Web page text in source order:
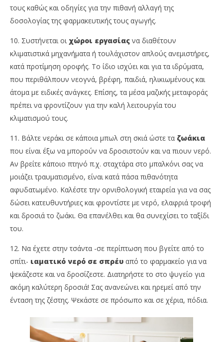
τους καθώς και οδηγίες για την πιθανή αλλαγή της
δοσολογίας της φαρμακευτικής τους αγωγής.
10. Συστήνεται οι χώροι εργασίας να διαθέτουν
κλιματιστικά μηχανήματα ή τουλάχιστον απλούς ανεμιστήρες,
κατά προτίμηση οροφής. Το ίδιο ισχύει και για τα ιδρύματα,
που περιθάλπουν νεογνά, βρέφη, παιδιά, ηλικιωμένους και
άτομα με ειδικές ανάγκες. Επίσης, τα μέσα μαζικής μεταφοράς
πρέπει να φροντίζουν για την καλή λειτουργία του
κλιματισμού τους.
11. Βάλτε νεράκι σε κάποια μπωλ στη σκιά ώστε τα ζωάκια
που είναι έξω να μπορούν να δροσιστούν και να πιουν νερό.
Αν βρείτε κάποιο πτηνό π.χ. σταχτάρα στο μπαλκόνι σας να
μοιάζει τραυματισμένο, είναι κατά πάσα πιθανότητα
αφυδατωμένο. Καλέστε την ορνιθολογική εταιρεία για να σας
δώσει κατευθυντήριες και φροντίστε με νερό, ελαφριά τροφή
και δροσιά το ζωάκι. Θα επανέλθει και θα συνεχίσει το ταξίδι
του.
12. Να έχετε στην τσάντα -σε περίπτωση που βγείτε από το
σπίτι- ιαματικό νερό σε σπρέυ από το φαρμακείο για να
ψεκάζεστε και να δροσίζεστε. Διατηρήστε το στο ψυγείο για
ακόμη καλύτερη δροσιά! Σας ανανεώνει και ηρεμεί από την
ένταση της ζέστης. Ψεκάστε σε πρόσωπο και σε χέρια, πόδια.